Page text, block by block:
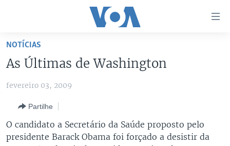
Acesso
para
artigo
Navegação
principal
NOTÍCIAS
MOÇAMBIQUE
ESTADOS UNIDOS
GUINÉ-BISSAU
SAÚDE EM FOCO
VÍDEO
VÍDEOS
ÁUDIO
NOTÍCIAS
As Últimas de Washington
fevereiro 03, 2009
Partilhe
O candidato a Secretário da Saúde proposto pelo
presidente Barack Obama foi forçado a desistir da